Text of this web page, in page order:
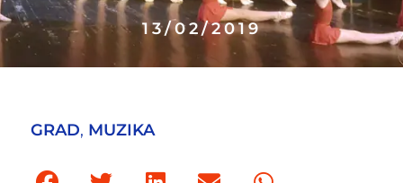
13/02/2019
GRAD, MUZIKA